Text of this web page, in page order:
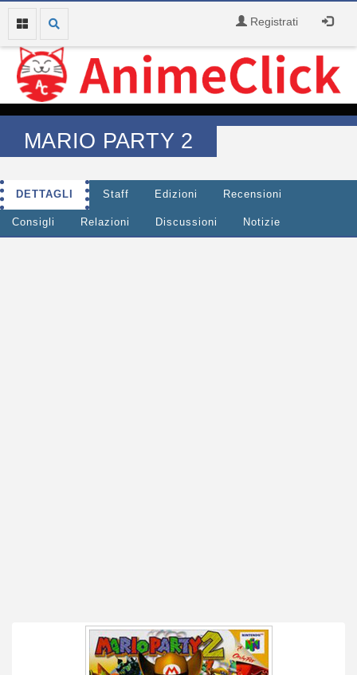
Registrati
MARIO PARTY 2
DETTAGLI Staff Edizioni Recensioni
Consigli Relazioni Discussioni Notizie